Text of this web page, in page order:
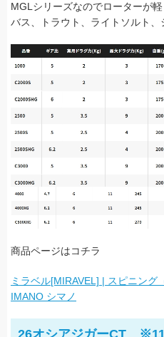
MGLシリーズなのでローターが軽
バス、トラウト、ライトソルト
商品ページはコチラ
ミラベル[MIRAVEL] | スピニン
IMANO シマノ